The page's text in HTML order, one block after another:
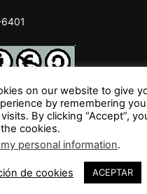
SÍGUENOS
on our website to give
by remembering
By clicking “Accept”,
cookies.
personal information.
de cookies ACEPTAR